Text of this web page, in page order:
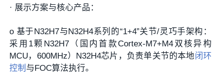
· 展示方案与核心产品：
o 基于N32H7与N32H4系列的“1+4”关节/灵巧手架构 ：
采用1颗 N32H7（国内首款Cortex-M7+M4双核异构
MCU，600MHz）N32H4芯片，负责单关节的本地闭环
控制 与FOC算法执行。